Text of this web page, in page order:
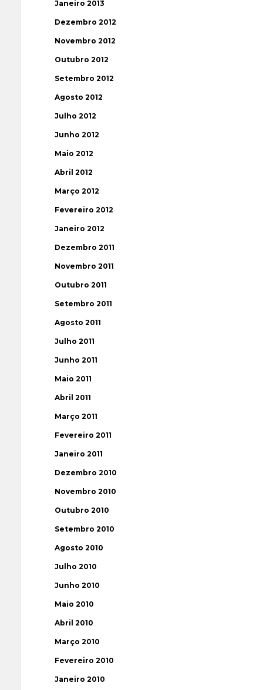
Janeiro 2013
Dezembro 2012
Novembro 2012
Outubro 2012
Setembro 2012
Agosto 2012
Julho 2012
Junho 2012
Maio 2012
Abril 2012
Março 2012
Fevereiro 2012
Janeiro 2012
Dezembro 2011
Novembro 2011
Outubro 2011
Setembro 2011
Agosto 2011
Julho 2011
Junho 2011
Maio 2011
Abril 2011
Março 2011
Fevereiro 2011
Janeiro 2011
Dezembro 2010
Novembro 2010
Outubro 2010
Setembro 2010
Agosto 2010
Julho 2010
Junho 2010
Maio 2010
Abril 2010
Março 2010
Fevereiro 2010
Janeiro 2010